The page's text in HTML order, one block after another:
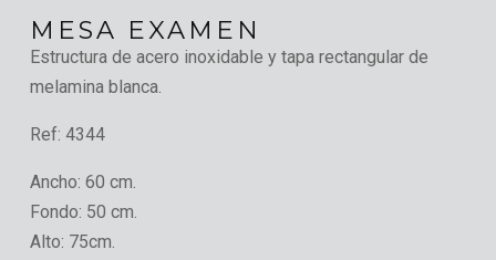
MESA EXAMEN
Estructura de acero inoxidable y tapa rectangular de
melamina blanca.
Ref: 4344
Ancho: 60 cm.
Fondo: 50 cm.
Alto: 75cm.